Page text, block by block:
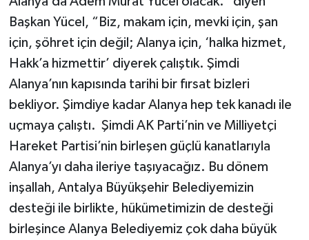
Başkan Yücel, “Biz, makam için, mevki için, şan
için, şöhret için değil; Alanya için, ‘halka hizmet,
Hakk’a hizmettir’ diyerek çalıştık. Şimdi
Alanya’nın kapısında tarihi bir fırsat bizleri
bekliyor. Şimdiye kadar Alanya hep tek kanadı ile
uçmaya çalıştı. Şimdi AK Parti’nin ve Milliyetçi
Hareket Partisi’nin birleşen güçlü kanatlarıyla
Alanya’yı daha ileriye taşıyacağız. Bu dönem
inşallah, Antalya Büyükşehir Belediyemizin
desteği ile birlikte, hükümetimizin de desteği
birleşince Alanya Belediyemiz çok daha büyük